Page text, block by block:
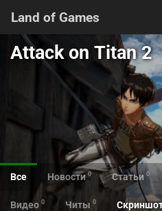
Land of Games
Attack on Titan 2
Все Новости 0 Статьи 0
Видео 0 Читы 0